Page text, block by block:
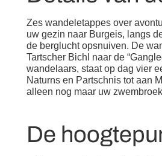
Zes wandeletappes over
uw gezin naar Burgeis, langs
de berglucht opsnuiven. De
Tartscher Bichl naar de
wandelaars, staat op dag vier
Naturns en Partschnis tot aan
alleen nog maar uw
De